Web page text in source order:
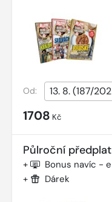
Od:
1708 Kč
Půlroční
+ Bonus navíc -
+ Dárek